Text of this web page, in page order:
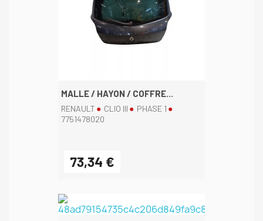
MALLE / HAYON / COFFRE...
RENAULT CLIO III
PHASE 1
7751478020
73,34 €